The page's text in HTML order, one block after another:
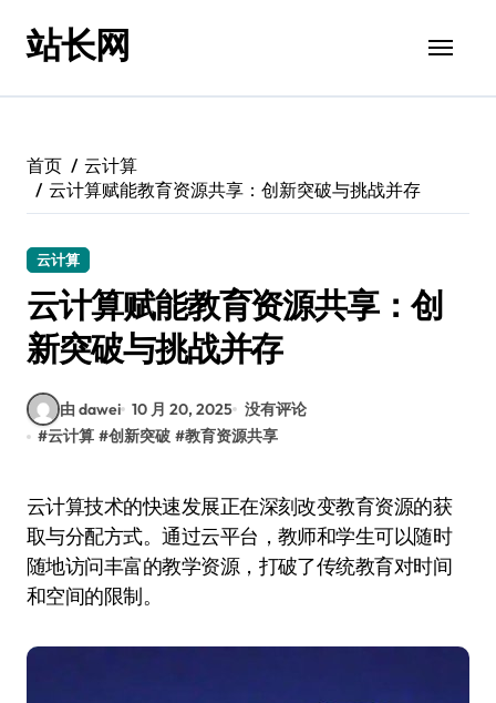
站长网
首页
云计算
云计算赋能教育资源共享：创新突破与挑战并存
云计算
云计算赋能教育资源共享：创
新突破与挑战并存
由 dawei 10 月 20, 2025 没有评论
#云计算 #创新突破 #教育资源共享
云计算技术的快速发展正在深刻改变教育资源的获
取与分配方式。通过云平台，教师和学生可以随时
随地访问丰富的教学资源，打破了传统教育对时间
和空间的限制。